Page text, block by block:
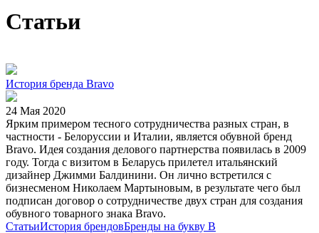
Статьи
История бренда Bravo
24 Мая 2020
Ярким примером тесного сотрудничества разных стран, в
частности - Белоруссии и Италии, является обувной бренд
Bravo. Идея создания делового партнерства появилась в 2009
году. Тогда с визитом в Беларусь прилетел итальянский
дизайнер Джимми Балдинини. Он лично встретился с
бизнесменом Николаем Мартыновым, в результате чего был
подписан договор о сотрудничестве двух стран для создания
обувного товарного знака Bravo.
СтатьиИстория брендовБренды на букву B